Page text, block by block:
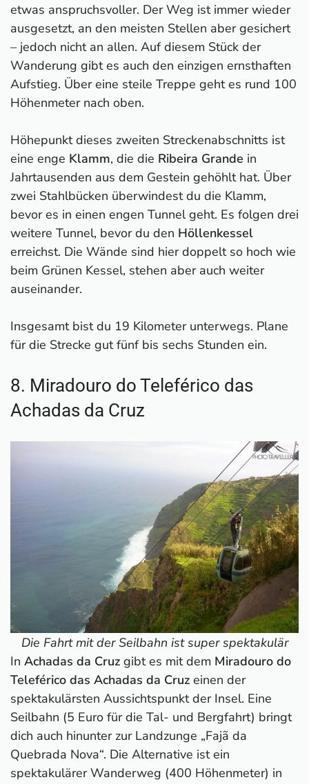
etwas anspruchsvoller. Der Weg ist immer wieder
ausgesetzt, an den meisten Stellen aber gesichert
– jedoch nicht an allen. Auf diesem Stück der
Wanderung gibt es auch den einzigen ernsthaften
Aufstieg. Über eine steile Treppe geht es rund 100
Höhenmeter nach oben.
Höhepunkt dieses zweiten Streckenabschnitts ist
eine enge Klamm, die die Ribeira Grande in
Jahrtausenden aus dem Gestein gehöhlt hat. Über
zwei Stahlbücken überwindest du die Klamm,
bevor es in einen engen Tunnel geht. Es folgen drei
weitere Tunnel, bevor du den Höllenkessel
erreichst. Die Wände sind hier doppelt so hoch wie
beim Grünen Kessel, stehen aber auch weiter
auseinander.
Insgesamt bist du 19 Kilometer unterwegs. Plane
für die Strecke gut fünf bis sechs Stunden ein.
8. Miradouro do Teleférico das
Achadas da Cruz
Die Fahrt mit der Seilbahn ist super spektakulär
In Achadas da Cruz gibt es mit dem Miradouro do
Teleférico das Achadas da Cruz einen der
spektakulärsten Aussichtspunkt der Insel. Eine
Seilbahn (5 Euro für die Tal- und Bergfahrt) bringt
dich auch hinunter zur Landzunge „Fajã da
Quebrada Nova“. Die Alternative ist ein
spektakulärer Wanderweg (400 Höhenmeter) in